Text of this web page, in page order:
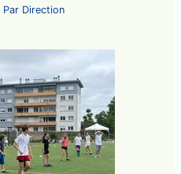
Par Direction